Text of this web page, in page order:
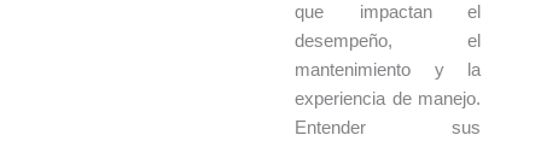
que impactan el
desempeño, el
mantenimiento y la
experiencia de manejo.
Entender sus